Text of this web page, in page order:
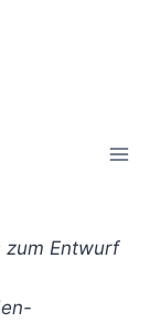
zum Entwurf